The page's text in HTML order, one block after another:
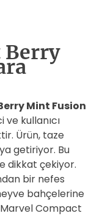
Berry
Mint Fusion
ve kullanıcı
Ürün, taze
getiriyor. Bu
dikkat çekiyor.
bir nefes
bahçelerine
Compact